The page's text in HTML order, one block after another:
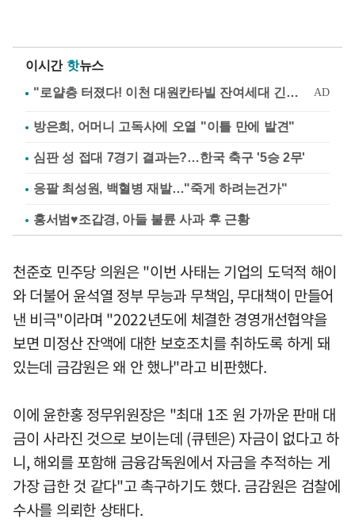
이시간 핫뉴스
방은희, 어머니 고독사에 오열 "이틀 만에 발견"
심판 성 접대 7경기 결과는?…한국 축구 '5승 2무'
응팔 최성원, 백혈병 재발…"죽게 하려는건가"
홍서범♥조갑경, 아들 불륜 사과 후 근황
천준호 민주당 의원은 "이번 사태는 기업의 도덕적 해이
와 더불어 윤석열 정부 무능과 무책임, 무대책이 만들어
낸 비극"이라며 "2022년도에 체결한 경영개선협약을
보면 미정산 잔액에 대한 보호조치를 취하도록 하게 돼
있는데 금감원은 왜 안 했나"라고 비판했다.
이에 윤한홍 정무위원장은 "최대 1조 원 가까운 판매 대
금이 사라진 것으로 보이는데 (큐텐은) 자금이 없다고 하
니, 해외를 포함해 금융감독원에서 자금을 추적하는 게
가장 급한 것 같다"고 촉구하기도 했다. 금감원은 검찰에
수사를 의뢰한 상태다.